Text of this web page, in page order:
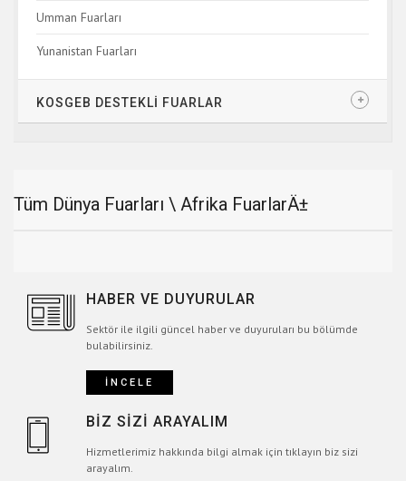
Umman Fuarları
Yunanistan Fuarları
KOSGEB DESTEKLİ FUARLAR
Tüm Dünya Fuarları \ Afrika FuarlarÄ±
HABER VE DUYURULAR
Sektör ile ilgili güncel haber ve duyuruları bu bölümde
bulabilirsiniz.
İNCELE
BİZ SİZİ ARAYALIM
Hizmetlerimiz hakkında bilgi almak için tıklayın biz sizi
arayalım.